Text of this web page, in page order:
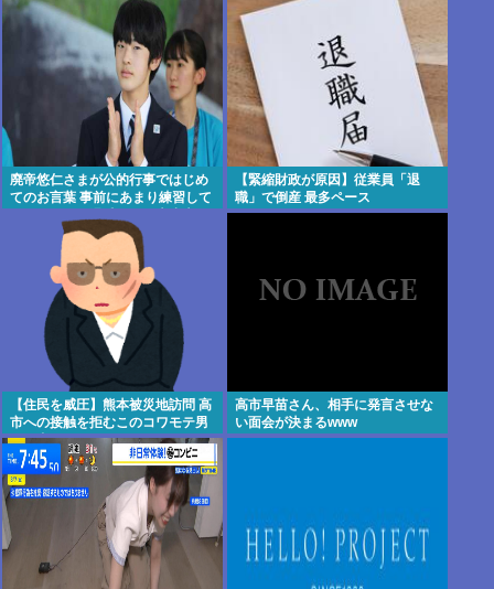
状態に…「意識はある」
廃帝悠仁さまが公的行事ではじめ
てのお言葉 事前にあまり練習して
【緊縮財政が原因】従業員「退
職」で倒産 最多ペース
【住民を威圧】熊本被災地訪問 高
市への接触を拒むこのコワモテ男
は何者？
高市早苗さん、相手に発言させな
い面会が決まるwww